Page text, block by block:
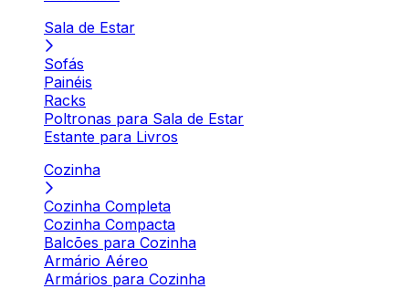
Sala de Estar
Sofás
Painéis
Racks
Poltronas para Sala de Estar
Estante para Livros
Cozinha
Cozinha Completa
Cozinha Compacta
Balcões para Cozinha
Armário Aéreo
Armários para Cozinha